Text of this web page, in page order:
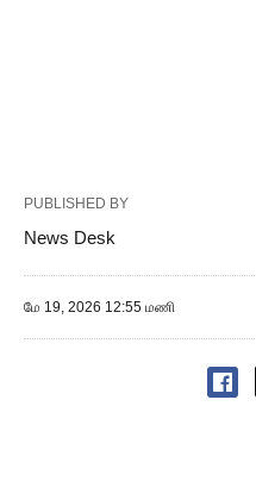
PUBLISHED BY
News Desk
மே 19, 2026 12:55 மணி